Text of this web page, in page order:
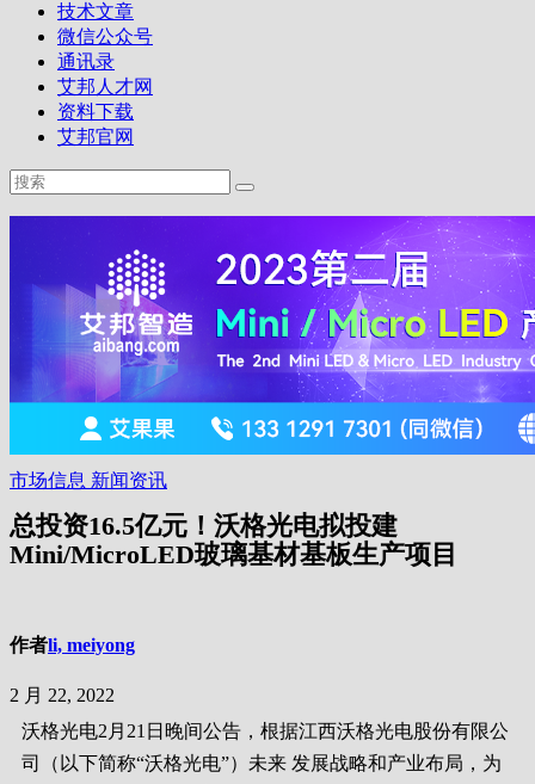
技术文章
微信公众号
通讯录
艾邦人才网
资料下载
艾邦官网
市场信息 新闻资讯
总投资16.5亿元！沃格光电拟投建
Mini/MicroLED玻璃基材基板生产项目
作者li, meiyong
2 月 22, 2022
沃格光电2月21日晚间公告，根据江西沃格光电股份有限公
司（以下简称“沃格光电”）未来 发展战略和产业布局，为